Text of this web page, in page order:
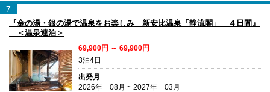
7
『金の湯・銀の湯で温泉をお楽しみ 新安比温泉「静流閣」 ４日間』
＜温泉連泊＞
69,900円 ～ 69,900円
3泊4日
出発月
2026年 08月 ~ 2027年 03月